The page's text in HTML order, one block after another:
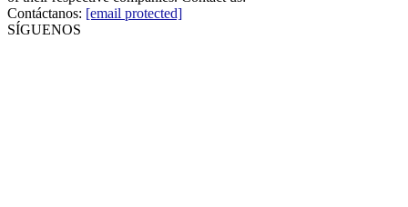
Contáctanos: [email protected]
SÍGUENOS